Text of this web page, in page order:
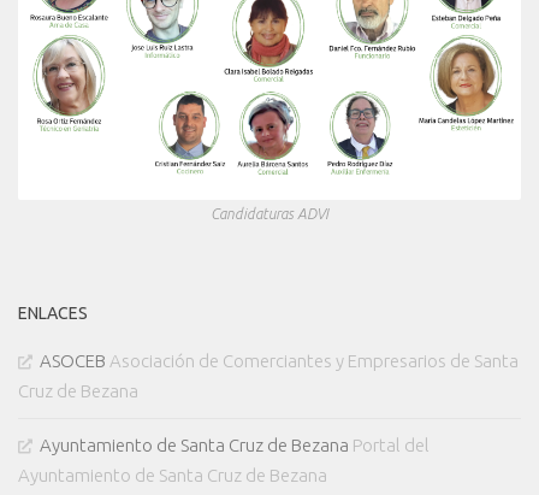
Candidaturas ADVI
ENLACES
ASOCEB Asociación de Comerciantes y Empresarios de Santa
Cruz de Bezana
Ayuntamiento de Santa Cruz de Bezana Portal del
Ayuntamiento de Santa Cruz de Bezana